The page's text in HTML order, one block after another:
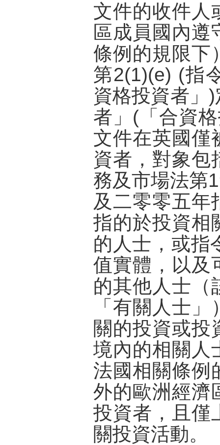
文件的收件人
區成員國內遵
條例的規限下
第2(1)(e) (指
資格投資者」
者」(「合資
文件在英國僅
資者，對象包
務及市場法第
及二零零五年
指的於投資相
的人士，或指
值實體，以及
的其他人士（
「有關人士
關的投資或投
境內的相關人
法國相關條例
外的歐洲經濟
投資者，且僅
關投資活動。